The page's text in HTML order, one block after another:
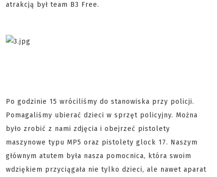
atrakcją był team B3 Free.
Po godzinie 15 wróciliśmy do stanowiska przy policji.
Pomagaliśmy ubierać dzieci w sprzęt policyjny. Można
było zrobić z nami zdjęcia i obejrzeć pistolety
maszynowe typu MP5 oraz pistolety glock 17. Naszym
głównym atutem była nasza pomocnica, która swoim
wdziękiem przyciągała nie tylko dzieci, ale nawet aparat